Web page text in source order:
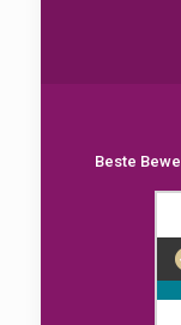
Beste